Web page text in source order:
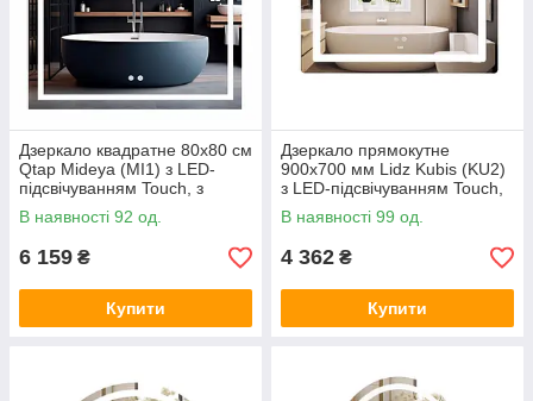
Дзеркало квадратне 80x80 см
Qtap Mideya (MI1) з LED-
підсвічуванням Touch, з
антизапотіванням,
регулюванням яскравості
В наявності 92 од.
6 159 ₴
Купити
Дзеркало прямокутне
900х700 мм Lidz Kubis (KU2)
з LED-підсвічуванням Touch,
з антизапотіванням, з
димером, рег. яскравості
В наявності 99 од.
4 362 ₴
Купити